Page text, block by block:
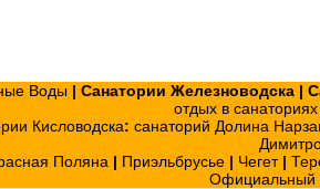
Воды | Санатории Железноводска |
отдых в
Кисловодска: санаторий Долина
Поляна | Приэльбрусье| Чегет|
Официальный